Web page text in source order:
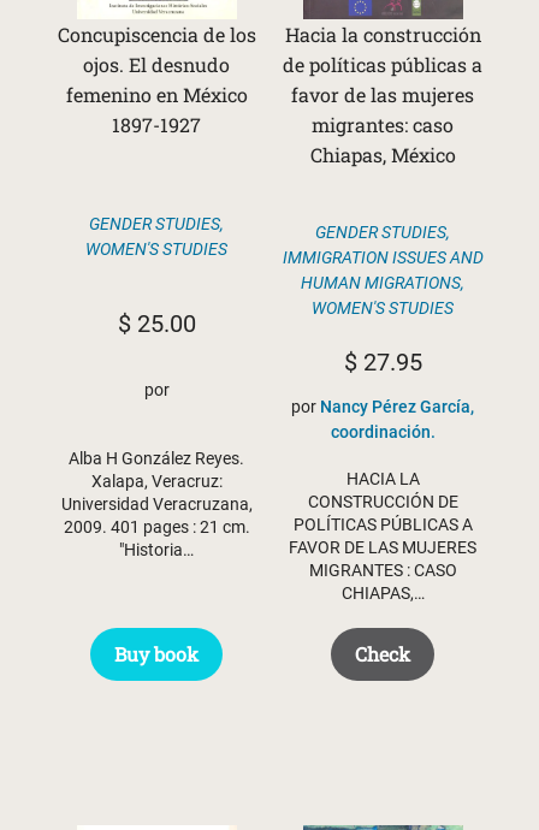
Concupiscencia de los
ojos. El desnudo
femenino en México
1897-1927
GENDER STUDIES,
WOMEN'S STUDIES
$25.00
por
Alba H González Reyes.
Xalapa, Veracruz:
Universidad Veracruzana,
2009. 401 pages : 21 cm.
"Historia…
Buy book
Hacia la construcción
de políticas públicas a
favor de las mujeres
migrantes: caso
Chiapas, México
GENDER STUDIES,
IMMIGRATION ISSUES AND
HUMAN MIGRATIONS,
WOMEN'S STUDIES
$27.95
por Nancy Pérez García,
coordinación.
HACIA LA
CONSTRUCCIÓN DE
POLÍTICAS PÚBLICAS A
FAVOR DE LAS MUJERES
MIGRANTES : CASO
CHIAPAS,…
Check